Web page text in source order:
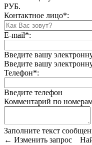
РУБ.
Контактное лицо*:
E-mail*:
Введите вашу
Введите вашу
Телефон*:
Введите телефон
Комментарий по
Заполните текст
← Изменить запрос